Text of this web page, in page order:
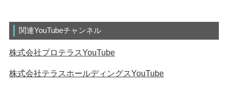
関連YouTubeチャンネル
株式会社プロテラスYouTube
株式会社テラスホールディングスYouTube